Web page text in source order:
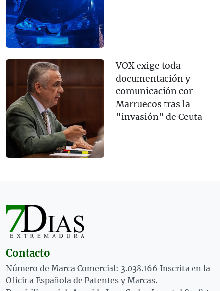
VOX exige toda
documentación y
comunicación con
Marruecos tras la
"invasión" de Ceuta
Contacto
Número de Marca Comercial: 3.038.166 Inscrita en la
Oficina Española de Patentes y Marcas.